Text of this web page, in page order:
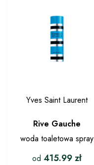
Yves Saint Laurent
Rive Gauche
woda toaletowa spray
od 415.99zł